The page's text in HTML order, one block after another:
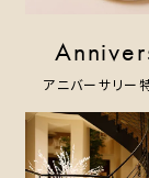
アニバーサリー